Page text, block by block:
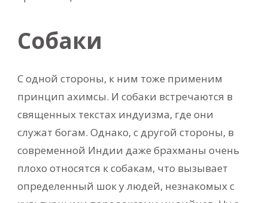
Собаки
С одной стороны, к ним тоже применим
принцип ахимсы. И собаки встречаются в
священных текстах индуизма, где они
служат богам. Однако, с другой стороны, в
современной Индии даже брахманы очень
плохо относятся к собакам, что вызывает
определенный шок у людей, незнакомых с